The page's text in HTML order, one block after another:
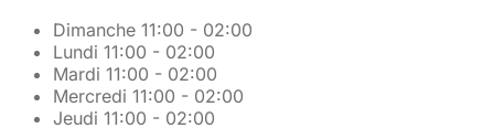
Dimanche 11:00 - 02:00
Lundi 11:00 - 02:00
Mardi 11:00 - 02:00
Mercredi 11:00 - 02:00
Jeudi 11:00 - 02:00